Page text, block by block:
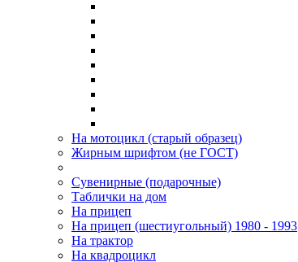
На мотоцикл (старый образец)
Жирным шрифтом (не ГОСТ)
Сувенирные (подарочные)
Таблички на дом
На прицеп
На прицеп (шестиугольный) 1980 - 1993
На трактор
На квадроцикл